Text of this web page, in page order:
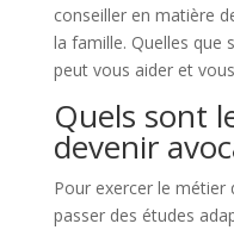
conseiller en matière
la famille. Quelles que
peut vous aider et
Quels sont
devenir
Pour exercer le métier
passer des études